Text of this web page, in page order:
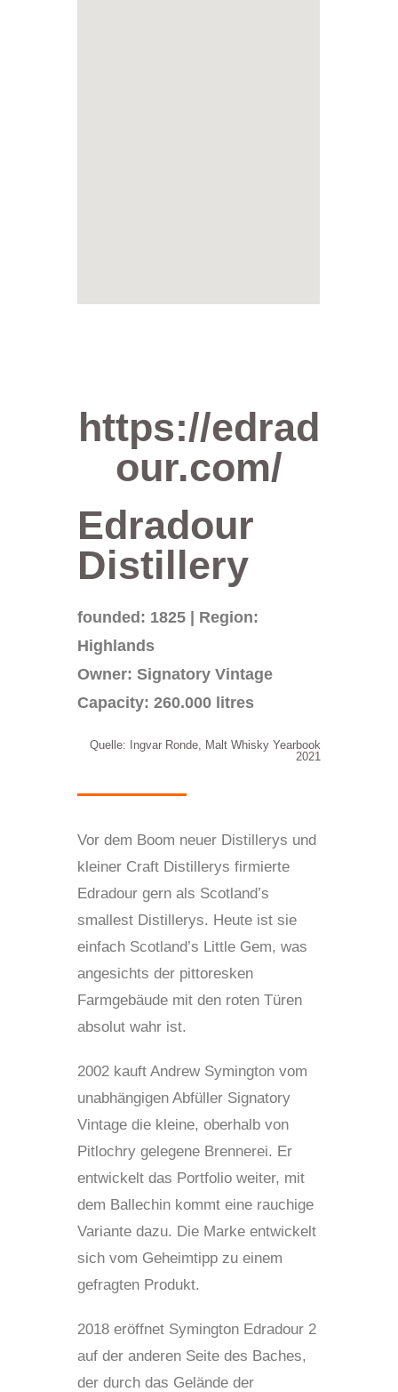
https://edrad
our.com/
Edradour
Distillery
founded: 1825 | Region:
Highlands
Owner: Signatory Vintage
Capacity: 260.000 litres
Quelle: Ingvar Ronde, Malt Whisky Yearbook
2021
Vor dem Boom neuer Distillerys und
kleiner Craft Distillerys firmierte
Edradour gern als Scotland’s
smallest Distillerys. Heute ist sie
einfach Scotland’s Little Gem, was
angesichts der pittoresken
Farmgebäude mit den roten Türen
absolut wahr ist.
2002 kauft Andrew Symington vom
unabhängigen Abfüller Signatory
Vintage die kleine, oberhalb von
Pitlochry gelegene Brennerei. Er
entwickelt das Portfolio weiter, mit
dem Ballechin kommt eine rauchige
Variante dazu. Die Marke entwickelt
sich vom Geheimtipp zu einem
gefragten Produkt.
2018 eröffnet Symington Edradour 2
auf der anderen Seite des Baches,
der durch das Gelände der